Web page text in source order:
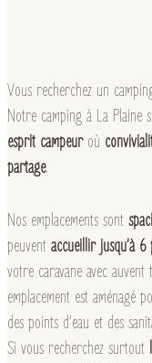
Vous recherchez un
Notre camping à La
esprit campeur où
partage.
Nos emplacements sont
peuvent accueillir jusqu’à 6
votre caravane avec
emplacement est aménagé
des points d’eau et des
Si vous recherchez surtout